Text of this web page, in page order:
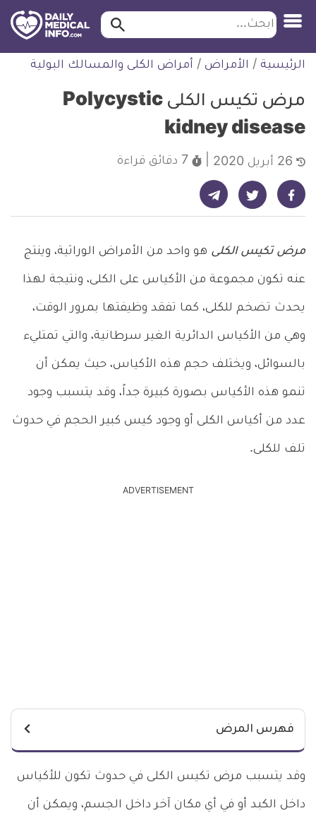
التخطي
للمحتوى
طبية
ابحث ابحث…
الرئيسية / الأمراض / أمراض الكلى والمسالك البولية
مرض تكيس الكلى Polycystic
kidney disease
7 دقائق قراءة
شارك على فيسبوك - ديلي ميديكال انفو شارك على تويتر - ديلي ميديكال انفو شارك على تيليجرام - ديلي ميديكال انفو
مرض تكيس الكلى هو واحد من الأمراض الوراثية، وينتج
عنه تكون مجموعة من الأكياس على الكلى، ونتيجة لهذا
يحدث تضخم للكلى، كما تفقد وظيفتها بمرور الوقت،
وهي من الأكياس الدائرية الغير سرطانية، والتي تمتليء
بالسوائل، ويختلف حجم هذه الأكياس، حيث يمكن أن
تنمو هذه الأكياس بصورة كبيرة جداً، وقد يتسبب وجود
عدد من أكياس الكلى أو وجود كيس كبير الحجم في حدوث
تلف للكلى.
ADVERTISEMENT
فهرس المرض
وقد يتسبب مرض تكيس الكلى في حدوث تكون للأكياس
داخل الكبد أو في أي مكان آخر داخل الجسم، ويمكن أن